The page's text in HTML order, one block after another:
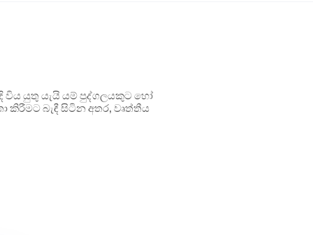
යුතු යැයි යම් පුද්ගලයකුට හෝ
කිරීමට බැඳී සිටින අතර, වෘත්තීය